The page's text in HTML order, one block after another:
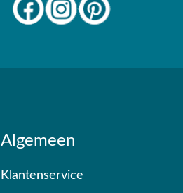
Algemeen
Klantenservice